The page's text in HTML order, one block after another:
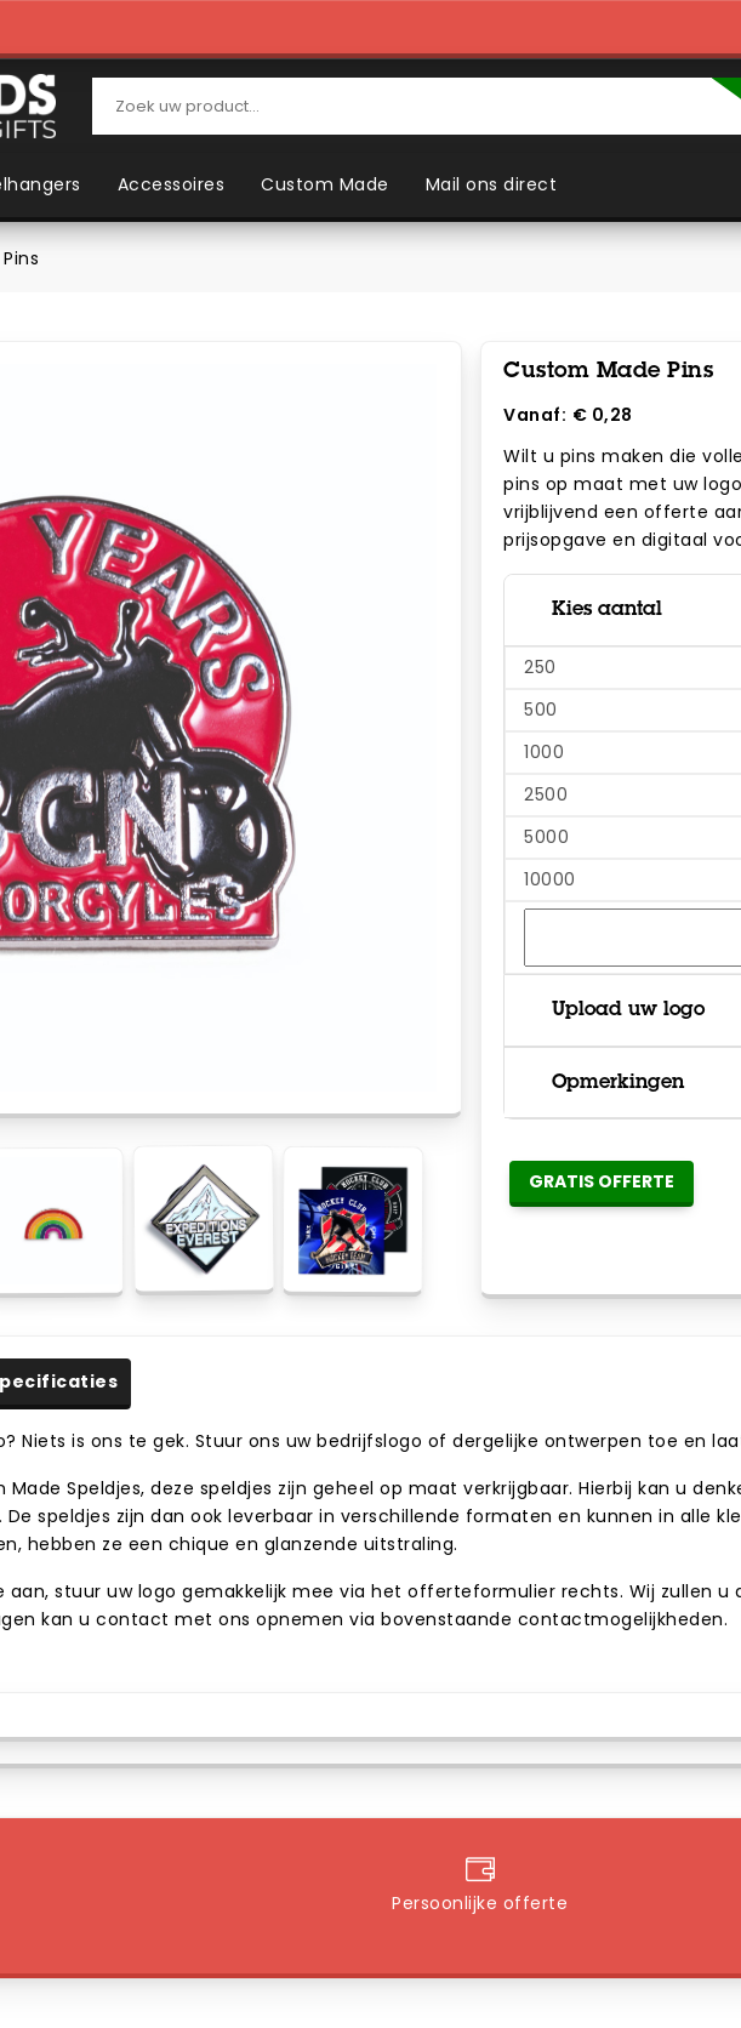
Accessoires Custom Made Mail ons direct
Custom Made Pins
Vanaf: € 0,28
Wilt u pins maken die
pins op maat met uw
vrijblijvend een offerte
prijsopgave en digitaal
Kies aantal
250
500
1000
2500
5000
10000
Upload uw logo
Opmerkingen
GRATIS OFFERTE
Niets is ons te gek. Stuur ons uw bedrijfslogo of dergelijke ontwerpen toe en
Speldjes, deze speldjes zijn geheel op maat verkrijgbaar. Hierbij kan u
speldjes zijn dan ook leverbaar in verschillende formaten en kunnen in alle
hebben ze een chique en glanzende uitstraling.
stuur uw logo gemakkelijk mee via het offerteformulier rechts. Wij zullen
kan u contact met ons opnemen via bovenstaande contactmogelijkheden.
Persoonlijke offerte